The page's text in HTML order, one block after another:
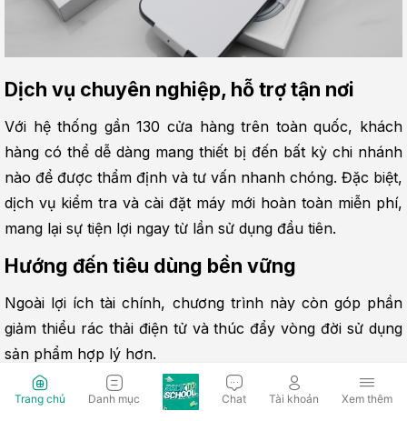
Dịch vụ chuyên nghiệp, hỗ trợ tận nơi
Với hệ thống gần 130 cửa hàng trên toàn quốc, khách
hàng có thể dễ dàng mang thiết bị đến bất kỳ chi nhánh
nào để được thẩm định và tư vấn nhanh chóng. Đặc biệt,
dịch vụ kiểm tra và cài đặt máy mới hoàn toàn miễn phí,
mang lại sự tiện lợi ngay từ lần sử dụng đầu tiên.
Hướng đến tiêu dùng bền vững
Ngoài lợi ích tài chính, chương trình này còn góp phần
giảm thiểu rác thải điện tử và thúc đẩy vòng đời sử dụng
sản phẩm hợp lý hơn.
Quy trình thu cũ đổi mới tại Hoàng Hà
Trang chủ Danh mục Chat Tài khoản Xem thêm